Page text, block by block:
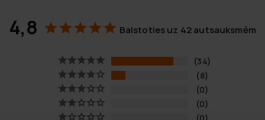
4,8 Balstoties uz 42 autsauksmēm
34
8
0
0